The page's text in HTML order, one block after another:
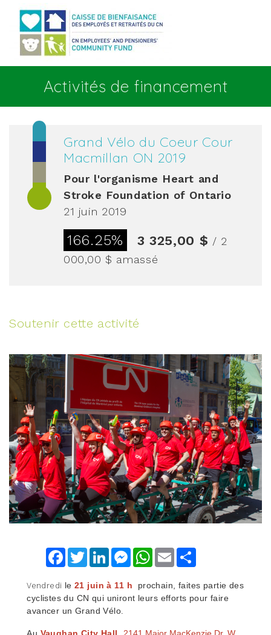
Activités de financement
Grand Vélo du Coeur Cour
Macmillan ON 2019
Pour l'organisme Heart and
Stroke Foundation of Ontario
21 juin 2019
166.25% 3 325,00 $ / 2
000,00 $ amassé
Soutenir cette activité
FacebookTwitterLinkedInMessengerWhatsApp
Email
Vendredi le21 juin à 11 h prochain, faites partie des
cyclistes du CN qui uniront leurs efforts pour faire
avancer un Grand Vélo
Au Vaughan City Hall
2141 Major MacKenzie Dr. W.,